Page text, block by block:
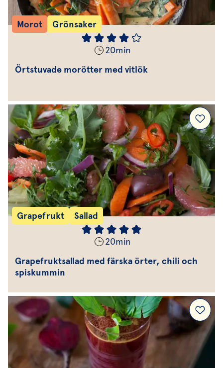
Morot Grönsaker
20min
Örtstuvade morötter med vitlök
Grapefrukt Sallad
20min
Grapefruktsallad med färska örter, chili och
spiskummin